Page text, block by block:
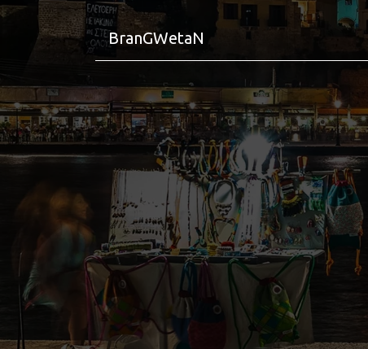
BranGWetaN